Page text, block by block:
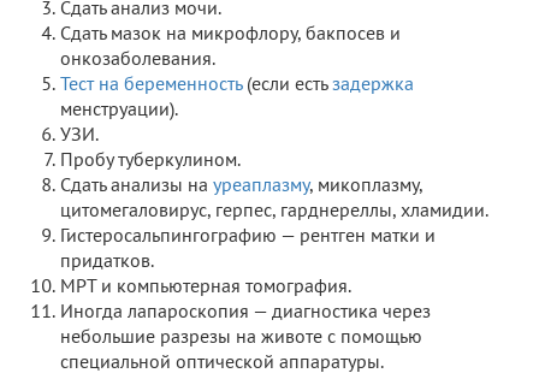
Сдать анализ мочи.
Сдать мазок на микрофлору, бакпосев и
онкозаболевания.
Тест на беременность(если есть задержка
менструации).
УЗИ.
Пробу туберкулином.
Сдать анализы на уреаплазму, микоплазму,
цитомегаловирус, герпес, гарднереллы, хламидии.
Гистеросальпингографию — рентген матки и
придатков.
МРТ и компьютерная томография.
Иногда лапароскопия — диагностика через
небольшие разрезы на животе с помощью
специальной оптической аппаратуры.